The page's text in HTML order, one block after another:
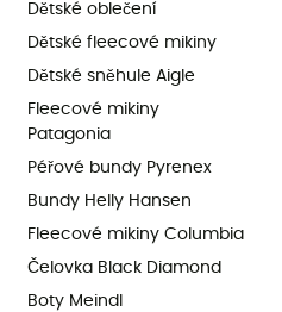
Dětské oblečení
Dětské fleecové mikiny
Dětské sněhule Aigle
Fleecové mikiny
Patagonia
Péřové bundy Pyrenex
Bundy Helly Hansen
Fleecové mikiny Columbia
Čelovka Black Diamond
Boty Meindl